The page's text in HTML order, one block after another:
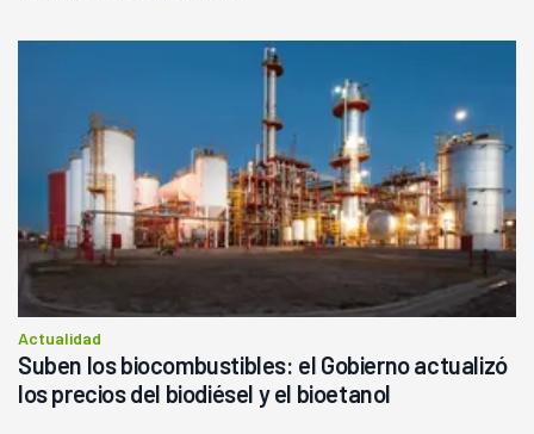
Actualidad
Suben los biocombustibles: el Gobierno actualizó
los precios del biodiésel y el bioetanol